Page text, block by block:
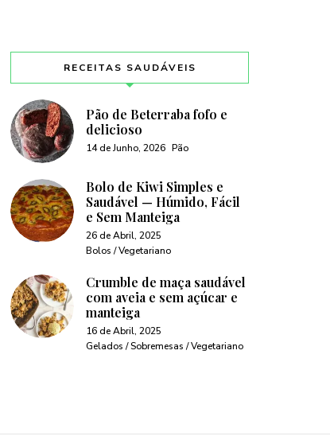
RECEITAS SAUDÁVEIS
Pão de Beterraba fofo e
delicioso
14 de Junho, 2026 Pão
Bolo de Kiwi Simples e
Saudável — Húmido, Fácil
e Sem Manteiga
26 de Abril, 2025
Bolos / Vegetariano
Crumble de maça saudável
com aveia e sem açúcar e
manteiga
16 de Abril, 2025
Gelados / Sobremesas / Vegetariano